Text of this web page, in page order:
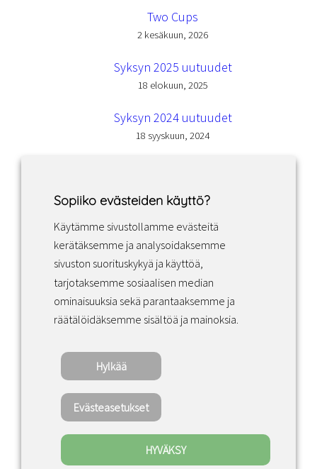
Two Cups
2 kesäkuun, 2026
Syksyn 2025 uutuudet
18 elokuun, 2025
Syksyn 2024 uutuudet
18 syyskuun, 2024
Facebook Instagram LinkedIn
Sopimusehdot
Copyright ©2022 · Valaisin Grönlund – All
Rights Reserved
Sopiiko evästeiden käyttö?
Käytämme sivustollamme evästeitä
kerätäksemme ja analysoidaksemme
sivuston suorituskykyä ja käyttöä,
tarjotaksemme sosiaalisen median
ominaisuuksia sekä parantaaksemme ja
räätälöidäksemme sisältöä ja mainoksia.
Hylkää
Evästeasetukset
HYVÄKSY